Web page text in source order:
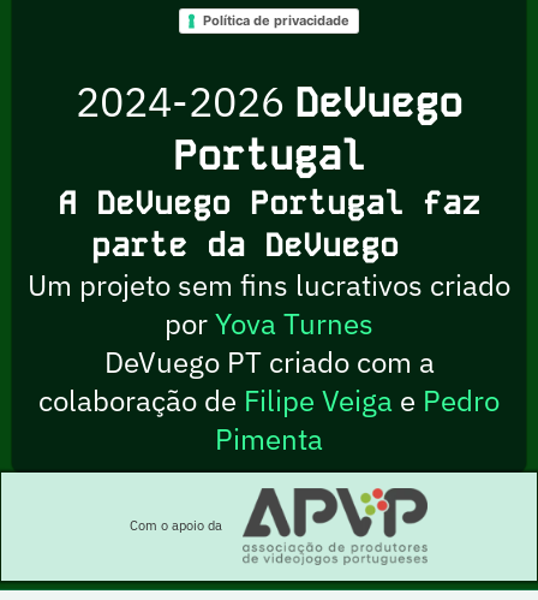
Política de privacidade
2024-2026 DeVuego
Portugal
A DeVuego Portugal faz
parte da DeVuego
Um projeto sem fins lucrativos criado
porYova Turnes
DeVuego PT criado com a
colaboração de Filipe Veiga e Pedro
Pimenta
Com o apoio da